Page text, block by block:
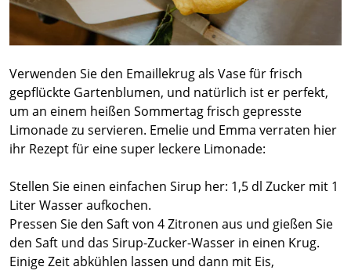
Verwenden Sie den Emaillekrug als Vase für frisch
gepflückte Gartenblumen, und natürlich ist er perfekt,
um an einem heißen Sommertag frisch gepresste
Limonade zu servieren. Emelie und Emma verraten hier
ihr Rezept für eine super leckere Limonade:
Stellen Sie einen einfachen Sirup her: 1,5 dl Zucker mit 1
Liter Wasser aufkochen.
Pressen Sie den Saft von 4 Zitronen aus und gießen Sie
den Saft und das Sirup-Zucker-Wasser in einen Krug.
Einige Zeit abkühlen lassen und dann mit Eis,